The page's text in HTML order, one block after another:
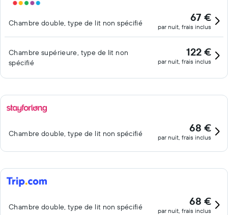
Chambre double, type de lit non spécifié 67 €
par nuit, frais inclus
Chambre supérieure, type de lit non
spécifié
122 €
par nuit, frais inclus
Chambre double, type de lit non spécifié 68 €
par nuit, frais inclus
Chambre double, type de lit non spécifié 68 €
par nuit, frais inclus